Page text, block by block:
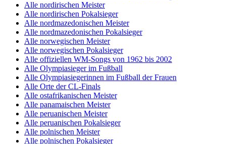
Alle nordirischen Meister
Alle nordirischen Pokalsieger
Alle nordmazedonischen Meister
Alle nordmazedonischen Pokalsieger
Alle norwegischen Meister
Alle norwegischen Pokalsieger
Alle offiziellen WM-Songs von 1962 bis 2002
Alle Olympiasieger im Fußball
Alle Olympiasiegerinnen im Fußball der Frauen
Alle Orte der CL-Finals
Alle ostafrikanischen Meister
Alle panamaischen Meister
Alle peruanischen Meister
Alle peruanischen Pokalsieger
Alle polnischen Meister
Alle polnischen Pokalsieger